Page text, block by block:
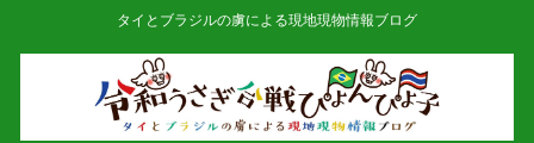
タイとブラジルの虜による現地現物情報ブログ